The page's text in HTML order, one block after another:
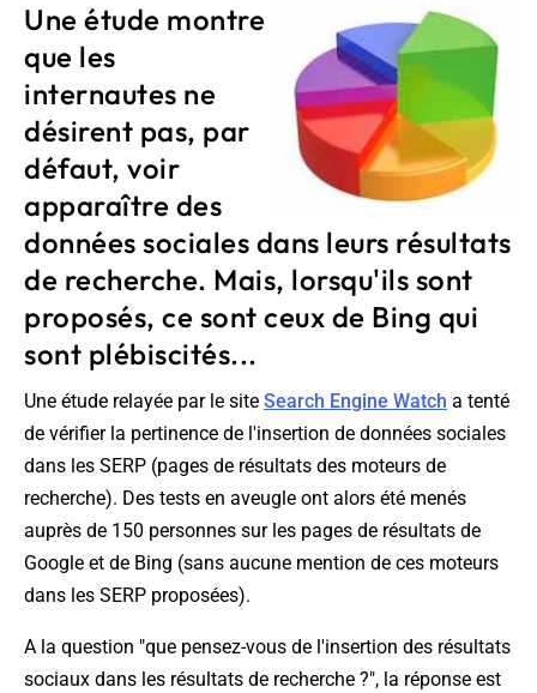
Une étude montre
que les
internautes ne
désirent pas, par
défaut, voir
apparaître des
données sociales dans leurs résultats
de recherche. Mais, lorsqu'ils sont
proposés, ce sont ceux de Bing qui
sont plébiscités...
Une étude relayée par le site Search Engine Watch a tenté
de vérifier la pertinence de l'insertion de données sociales
dans les SERP (pages de résultats des moteurs de
recherche). Des tests en aveugle ont alors été menés
auprès de 150 personnes sur les pages de résultats de
Google et de Bing (sans aucune mention de ces moteurs
dans les SERP proposées).
A la question "que pensez-vous de l'insertion des résultats
sociaux dans les résultats de recherche ?", la réponse est